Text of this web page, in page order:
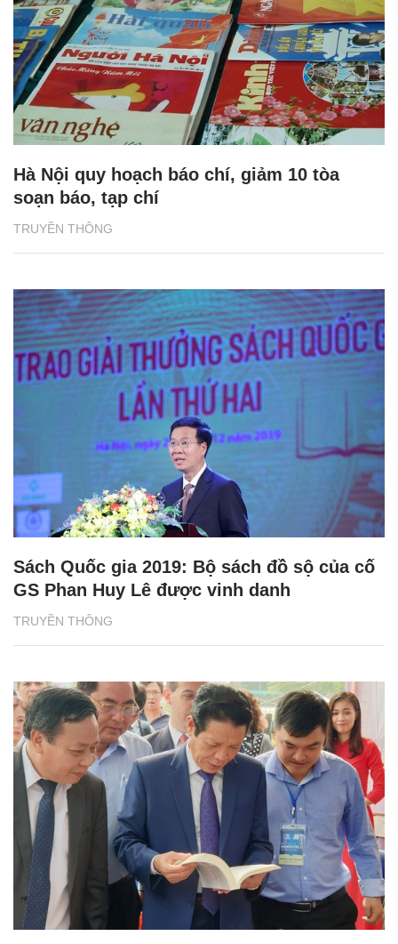
TRUYỀN THÔNG
Hà Nội quy hoạch báo chí, giảm 10 tòa
soạn báo, tạp chí
TRUYỀN THÔNG
Sách Quốc gia 2019: Bộ sách đồ sộ của cố
GS Phan Huy Lê được vinh danh